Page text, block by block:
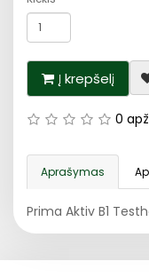
Į krepšelį
0
Aprašymas
Prima Aktiv B1